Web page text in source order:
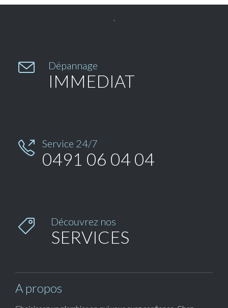
 Dépannage
IMMEDIAT
 Service 24/7
0491 06 04 04
 Découvrez nos
SERVICES
A propos